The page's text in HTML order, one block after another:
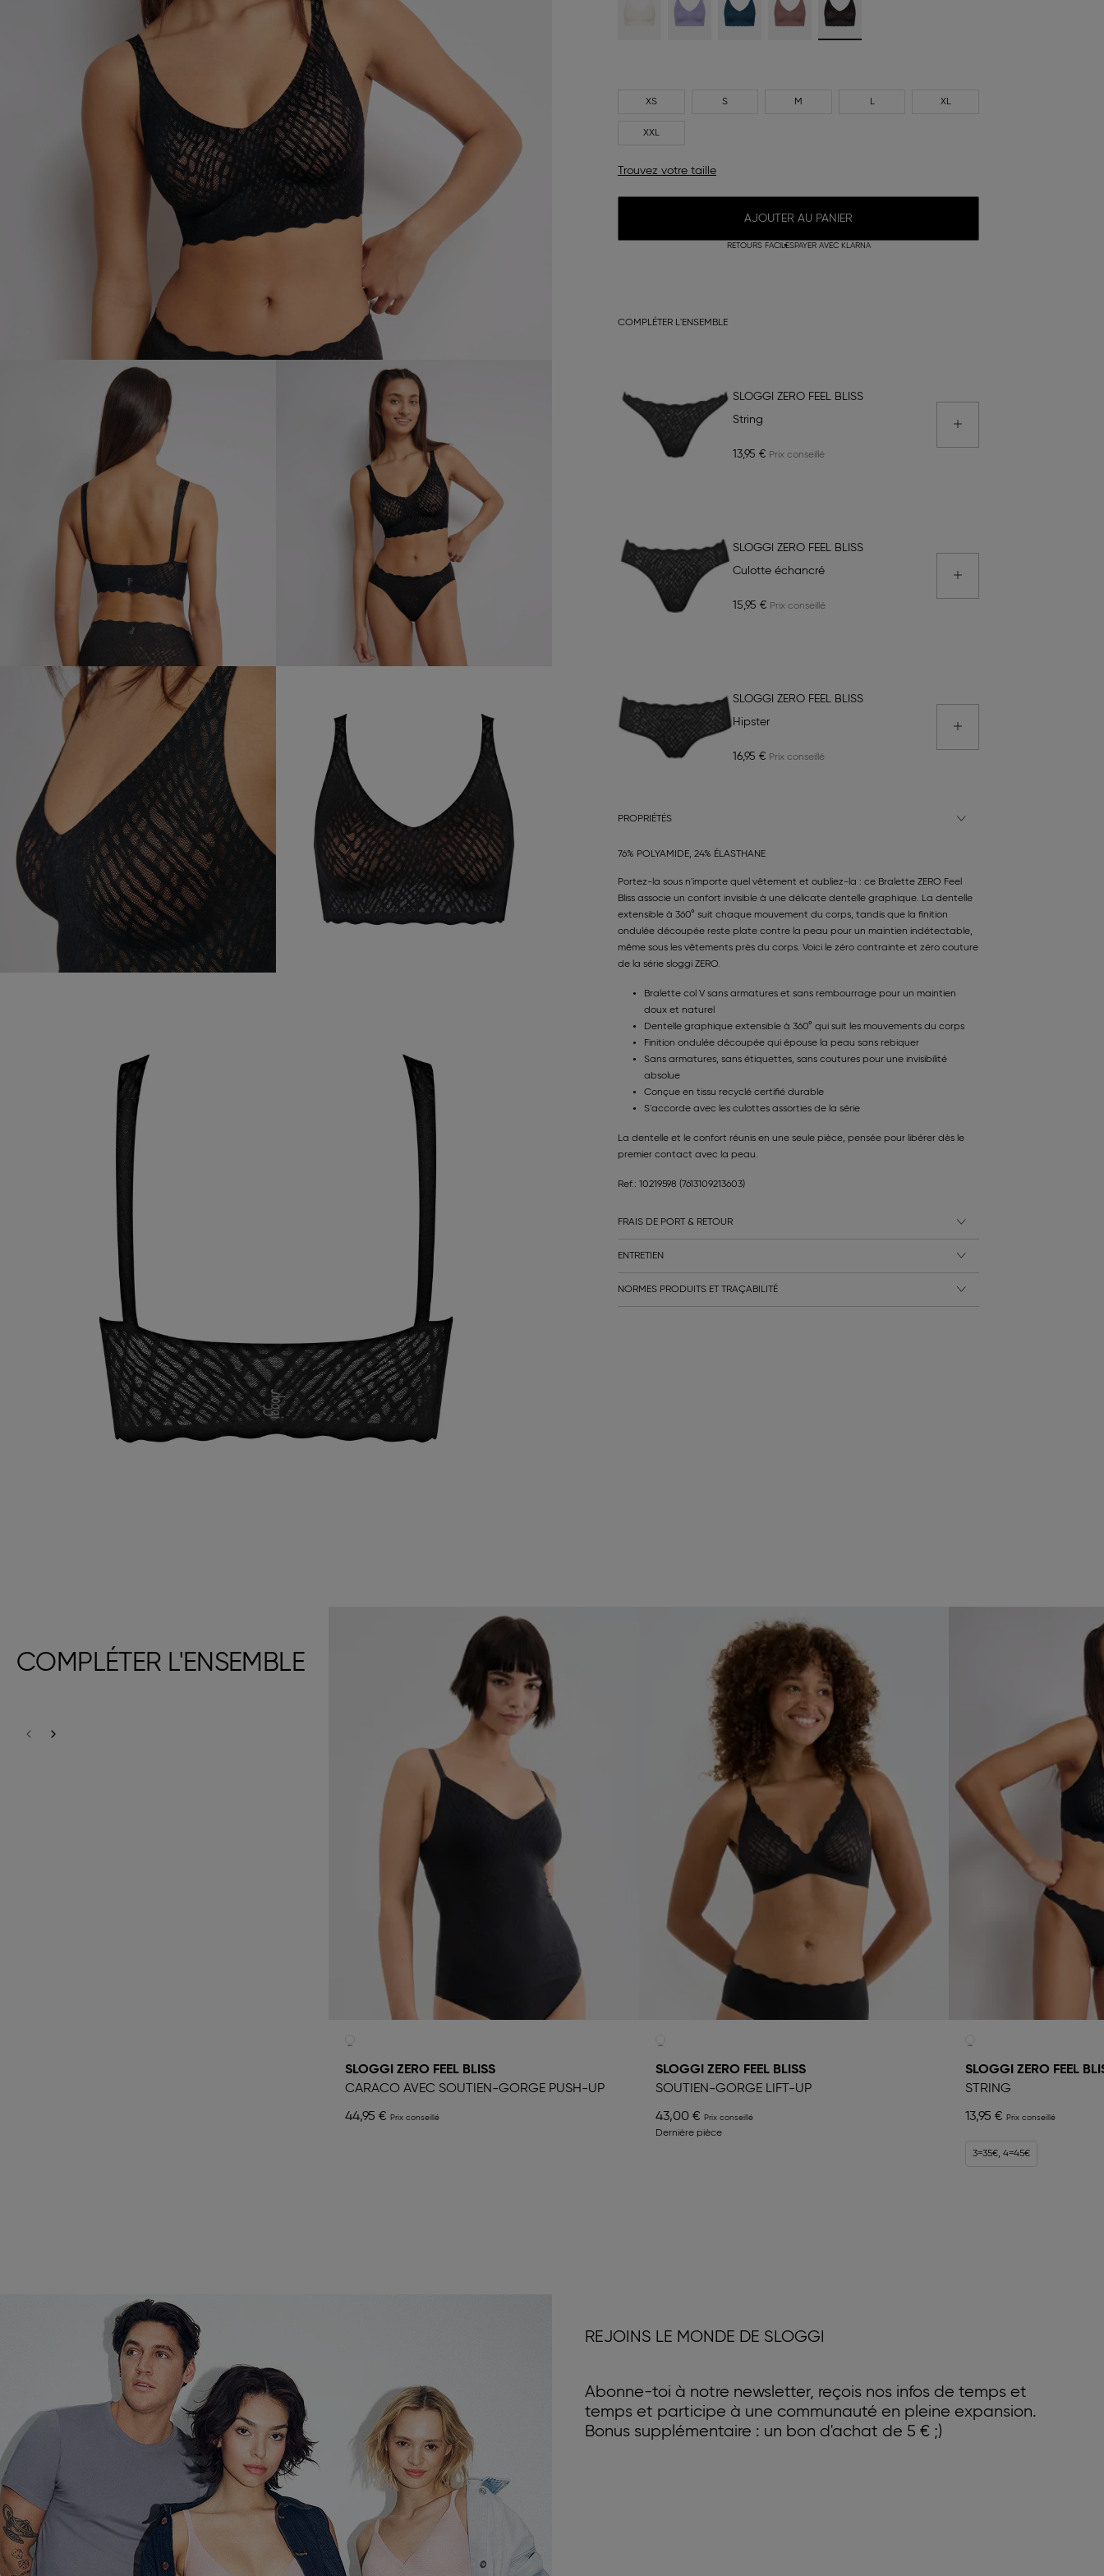
XS S M L XL
XXL
Trouvez votre taille
AJOUTER AU PANIER
RETOURS FACILESPAYER AVEC KLARNA
COMPLÉTER L'ENSEMBLE
SLOGGI ZERO FEEL BLISS
String
13,95 €
SLOGGI ZERO FEEL BLISS
Culotte échancré
15,95 €
SLOGGI ZERO FEEL BLISS
Hipster
16,95 €
PROPRIÉTÉS
76% POLYAMIDE, 24% ÉLASTHANE
Portez-la sous n'importe quel vêtement et oubliez-la : ce Bralette ZERO Feel
Bliss associe un confort invisible à une délicate dentelle graphique. La dentelle
extensible à 360° suit chaque mouvement du corps, tandis que la finition
ondulée découpée reste plate contre la peau pour un maintien indétectable,
même sous les vêtements près du corps. Voici le zéro contrainte et zéro couture
de la série sloggi ZERO.
Bralette col V sans armatures et sans rembourrage pour un maintien
doux et naturel
Dentelle graphique extensible à 360° qui suit les mouvements du corps
Finition ondulée découpée qui épouse la peau sans rebiquer
Sans armatures, sans étiquettes, sans coutures pour une invisibilité
absolue
Conçue en tissu recyclé certifié durable
S'accorde avec les culottes assorties de la série
La dentelle et le confort réunis en une seule pièce, pensée pour libérer dès le
premier contact avec la peau.
Ref.: 10219598 (7613109213603)
FRAIS DE PORT & RETOUR
ENTRETIEN
NORMES PRODUITS ET TRAÇABILITÉ
COMPLÉTER L'ENSEMBLE
SLOGGI ZERO FEEL BLISS
CARACO AVEC SOUTIEN-GORGE PUSH-UP
44,95 €
SLOGGI ZERO FEEL BLISS
SOUTIEN-GORGE LIFT-UP
43,00 €
Dernière pièce
SLOGGI ZERO FEEL
STRING
13,95 €
3=35€, 4=45€
REJOINS LE MONDE DE SLOGGI
Abonne-toi à notre newsletter, reçois nos infos de temps et
temps et participe à une communauté en pleine expansion.
Bonus supplémentaire : un bon d'achat de 5 € ;)